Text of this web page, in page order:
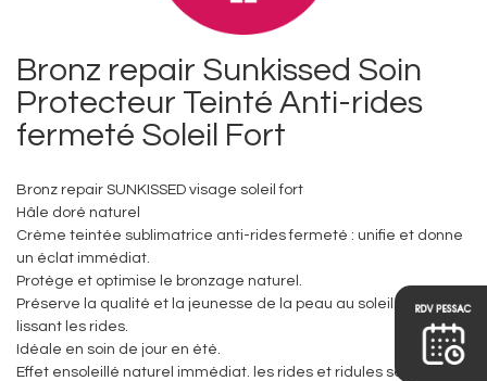
Bronz repair Sunkissed Soin
Protecteur Teinté Anti-rides
fermeté Soleil Fort
Bronz repair SUNKISSED visage soleil fort
Hâle doré naturel
Crème teintée sublimatrice anti-rides fermeté : unifie et donne
un éclat immédiat.
Protège et optimise le bronzage naturel.
Préserve la qualité et la jeunesse de la peau au soleil tout en
lissant les rides.
Idéale en soin de jour en été.
Effet ensoleillé naturel immédiat. les rides et ridules sont